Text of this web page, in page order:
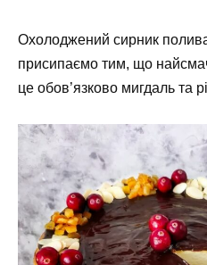
Охолоджений сирник
присипаємо тим, що
це обов’язково мигдаль та